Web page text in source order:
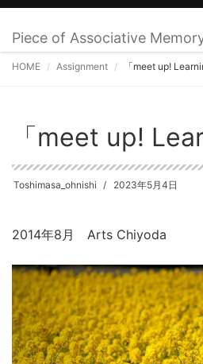
Piece of Associative
HOME Assignment 「meet up!
「meet up!
Toshimasa_ohnishi 2023年5月4日
2014年8月 Arts Chiyoda